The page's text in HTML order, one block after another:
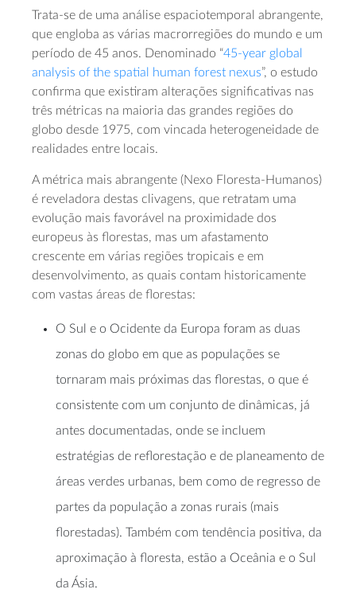
Trata-se de uma análise espaciotemporal abrangente,
que engloba as várias macrorregiões do mundo e um
período de 45 anos. Denominado “45-year global
analysis of the spatial human forest nexus”, o estudo
confirma que existiram alterações significativas nas
três métricas na maioria das grandes regiões do
globo desde 1975, com vincada heterogeneidade de
realidades entre locais.
A métrica mais abrangente (Nexo Floresta-Humanos)
é reveladora destas clivagens, que retratam uma
evolução mais favorável na proximidade dos
europeus às florestas, mas um afastamento
crescente em várias regiões tropicais e em
desenvolvimento, as quais contam historicamente
com vastas áreas de florestas:
O Sul e o Ocidente da Europa foram as duas
zonas do globo em que as populações se
tornaram mais próximas das florestas, o que é
consistente com um conjunto de dinâmicas, já
antes documentadas, onde se incluem
estratégias de reflorestação e de planeamento de
áreas verdes urbanas, bem como de regresso de
partes da população a zonas rurais (mais
florestadas). Também com tendência positiva, da
aproximação à floresta, estão a Oceânia e o Sul
da Ásia.